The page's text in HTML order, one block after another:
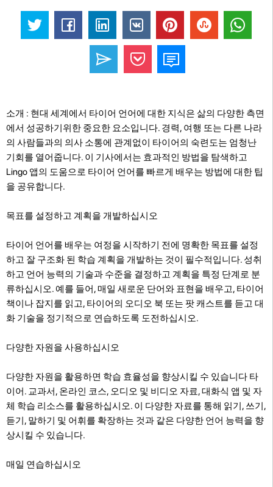
소개 : 현대 세계에서 타이어 언어에 대한 지식은 삶의 다양한 측면
에서 성공하기위한 중요한 요소입니다. 경력, 여행 또는 다른 나라
의 사람들과의 의사 소통에 관계없이 타이어의 숙련도는 엄청난
기회를 열어줍니다. 이 기사에서는 효과적인 방법을 탐색하고
Lingo 앱의 도움으로 타이어 언어를 빠르게 배우는 방법에 대한 팁
을 공유합니다.
목표를 설정하고 계획을 개발하십시오
타이어 언어를 배우는 여정을 시작하기 전에 명확한 목표를 설정
하고 잘 구조화 된 학습 계획을 개발하는 것이 필수적입니다. 성취
하고 언어 능력의 기술과 수준을 결정하고 계획을 특정 단계로 분
류하십시오. 예를 들어, 매일 새로운 단어와 표현을 배우고, 타이어
책이나 잡지를 읽고, 타이어의 오디오 북 또는 팟 캐스트를 듣고 대
화 기술을 정기적으로 연습하도록 도전하십시오.
다양한 자원을 사용하십시오
다양한 자원을 활용하면 학습 효율성을 향상시킬 수 있습니다 타
이어. 교과서, 온라인 코스, 오디오 및 비디오 자료, 대화식 앱 및 자
체 학습 리소스를 활용하십시오. 이 다양한 자료를 통해 읽기, 쓰기,
듣기, 말하기 및 어휘를 확장하는 것과 같은 다양한 언어 능력을 향
상시킬 수 있습니다.
매일 연습하십시오